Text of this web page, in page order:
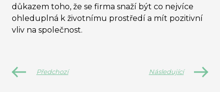
důkazem toho, že se firma snaží být co nejvíce
ohleduplná k životnímu prostředí a mít pozitivní
vliv na společnost.
Předchozí Následující